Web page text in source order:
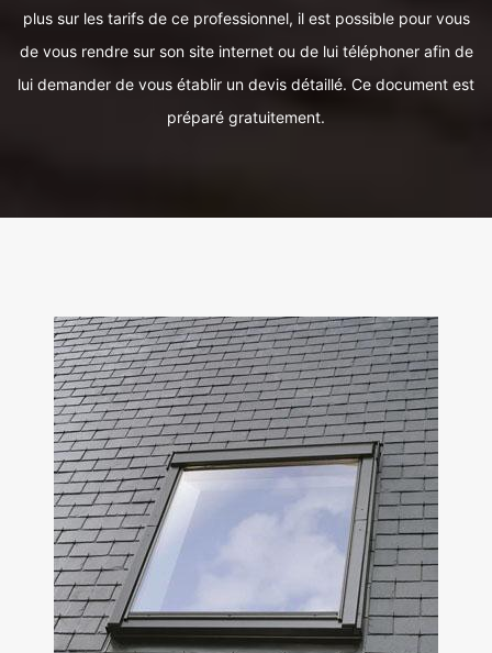
plus sur les tarifs de ce professionnel, il est possible pour vous
de vous rendre sur son site internet ou de lui téléphoner afin de
lui demander de vous établir un devis détaillé. Ce document est
préparé gratuitement.